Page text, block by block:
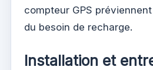
compteur GPS
du besoin de recharge.
Installation et